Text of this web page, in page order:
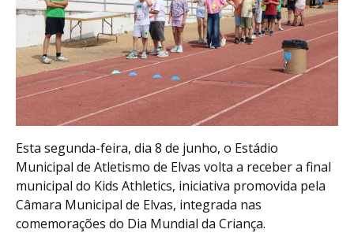
Esta segunda-feira, dia 8 de junho, o Estádio
Municipal de Atletismo de Elvas volta a receber a final
municipal do Kids Athletics, iniciativa promovida pela
Câmara Municipal de Elvas, integrada nas
comemorações do Dia Mundial da Criança.